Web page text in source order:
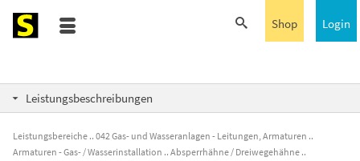
Login
Shop
Leistungsbeschreibungen
Leistungsbereiche
042 Gas- und Wasseranlagen - Leitungen, Armaturen
Armaturen - Gas- / Wasserinstallation
Absperrhähne / Dreiwegehähne